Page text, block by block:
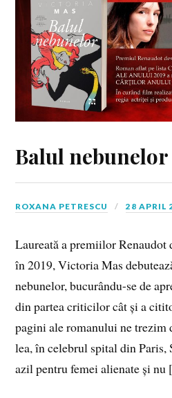
Balul nebunelor
ROXANA PETRESCU 28 APRIL
Laureată a premiilor Renaudot
în 2019, Victoria Mas
nebunelor, bucurându-se de
din partea criticilor cât și a
pagini ale romanului ne
lea, în celebrul spital din Paris,
azil pentru femei alienate și